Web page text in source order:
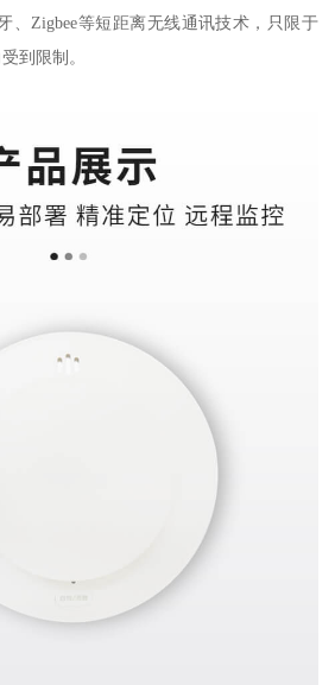
、Zigbee等短距离无线通讯技术，只限于
到限制。